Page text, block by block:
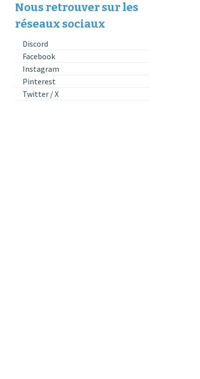
Nous retrouver sur les
réseaux sociaux
Discord
Facebook
Instagram
Pinterest
Twitter / X